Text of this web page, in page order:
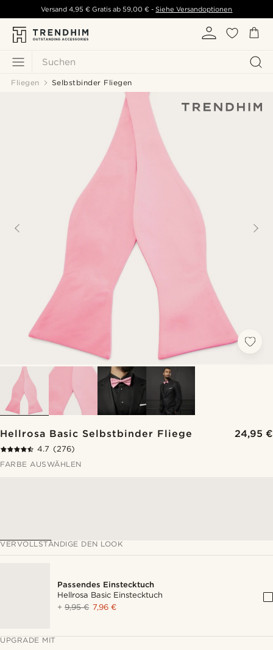
Suchen
Versand 4,95 € Gratis ab 59,00 € - Siehe Versandoptionen
Fliegen Selbstbinder Fliegen
Hellrosa Basic Selbstbinder Fliege 24,95 €
4.7 (276)
FARBE AUSWÄHLEN
VERVOLLSTÄNDIGE DEN LOOK
Passendes Einstecktuch
Hellrosa Basic Einstecktuch
+9,95 € 7,96 €
UPGRADE MIT